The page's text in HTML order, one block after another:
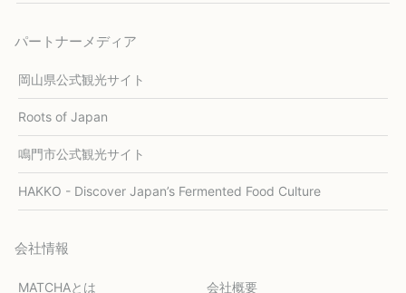
パートナーメディア
岡山県公式観光サイト
Roots of Japan
鳴門市公式観光サイト
HAKKO - Discover Japan’s Fermented Food Culture
会社情報
MATCHAとは 会社概要